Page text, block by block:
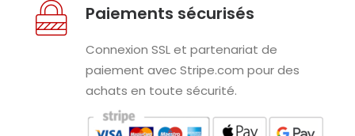
Paiements sécurisés
Connexion SSL et partenariat de
paiement avec Stripe.com pour des
achats en toute sécurité.